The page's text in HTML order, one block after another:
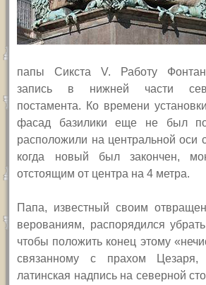
папы СикстаV.
Работу
запись в нижней части
постамента. Ко времени
фасад базилики еще не был
расположили на центральной оси
когда новый был закончен,
отстоящим от центра на 4 метра.
Папа, известный своим
верованиям, распорядился
чтобы положить конец этому
связанному с прахом
латинская надпись на северной